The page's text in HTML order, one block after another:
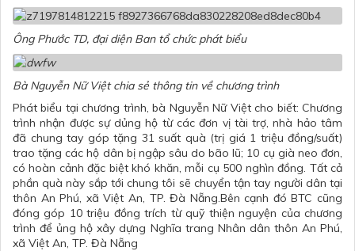
Ông Phước TD, đại diện Ban tổ chức phát biểu
Bà Nguyễn Nữ Việt chia sẻ thông tin về chương trình
Phát biểu tại chương trình, bà Nguyễn Nữ Việt cho biết: Chương
trình nhận được sự dủng hộ từ các đơn vị tài trợ, nhà hảo tâm
đã chung tay góp tặng 31 suất quà (trị giá 1 triệu đồng/suất)
trao tặng các hộ dân bị ngập sâu do bão lũ; 10 cụ già neo đơn,
có hoàn cảnh đặc biệt khó khăn, mỗi cụ 500 nghìn đồng. Tất cả
phần quà này sắp tới chung tôi sẽ chuyển tận tay người dân tại
thôn An Phú, xã Việt An, TP. Đà Nẵng.Bên cạnh đó BTC cũng
đóng góp 10 triệu đồng trích từ quỹ thiện nguyện của chương
trình để ủng hộ xây dựng Nghĩa trang Nhân dân thôn An Phú,
xã Việt An, TP. Đà Nẵng